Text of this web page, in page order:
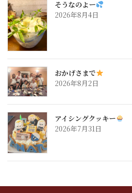
そうなのよー
2026年8月4日
おかげさまで
2026年8月2日
アイシングクッキー
2026年7月31日